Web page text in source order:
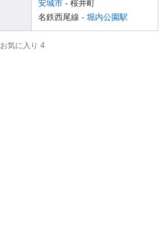
安城市 - 桜井町
名鉄西尾線 - 堀内公園駅
お気に入り 4